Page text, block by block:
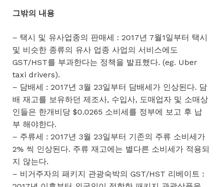
그밖의 내용
– 택시 및 유사업종의 판매세 : 2017년 7월1일부터 택시
및 비슷한 종류의 유사 업종 사업의 서비스에도
GST/HST를 부과한다는 정책을 발표했다. (eg. Uber
taxi drivers).
– 담배세 : 2017년 3월 23일부터 담배세가 인상된다. 담
배 재고를 보유하던 제조사, 수입사, 도매업자 및 소매상
인들은 한개비당 $0.0265 소비세를 정부에 보고 후 납
부 해야한다.
– 주류세 : 2017년 3월 23일부터 기존의 주류 소비세가
2% 씩 인상된다. 주류 재고에는 별다른 소비세가 적용되
지 않는다.
– 비거주자의 패키지 관광숙박의 GST/HST 리베이트 :